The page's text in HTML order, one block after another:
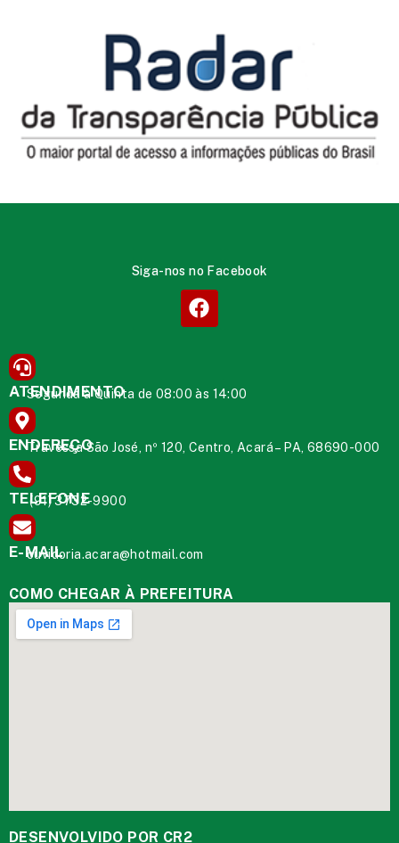
Siga-nos no Facebook
ATENDIMENTO
Segunda à Quinta de 08:00 às 14:00
ENDEREÇO
Travessa São José, nº 120, Centro, Acará – PA, 68690-000
TELEFONE
(91) 3732-9900
E-MAIL
ouvidoria.acara@hotmail.com
COMO CHEGAR À PREFEITURA
DESENVOLVIDO POR CR2